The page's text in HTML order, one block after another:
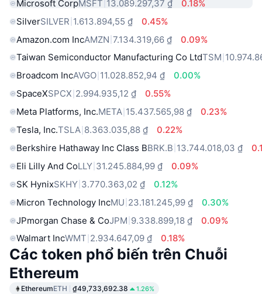
Microsoft CorpMSFT 13.089.297,37 ₫
0.18%
SilverSILVER 1.613.894,55 ₫
0.45%
Amazon.com IncAMZN 7.134.319,66 ₫
0.09%
Taiwan Semiconductor Manufacturing Co LtdTSM
Broadcom IncAVGO 11.028.852,94 ₫
0.00%
SpaceXSPCX 2.994.935,12 ₫
0.55%
Meta Platforms, Inc.META 15.437.565,98 ₫
0.23%
Tesla, Inc.TSLA 8.363.035,88 ₫
0.22%
Berkshire Hathaway Inc Class BBRK.B 13.744.018,03 ₫
Eli Lilly And CoLLY 31.245.884,99 ₫
0.09%
SK HynixSKHY 3.770.363,02 ₫
0.12%
Micron Technology IncMU 23.181.245,99 ₫
0.30%
JPmorgan Chase & CoJPM 9.338.899,18 ₫
0.09%
Walmart IncWMT 2.934.647,09 ₫ 0.18%
Các token phổ biến trên Chuỗi
Ethereum
EthereumETH ₫49,733,692.38 1.26%